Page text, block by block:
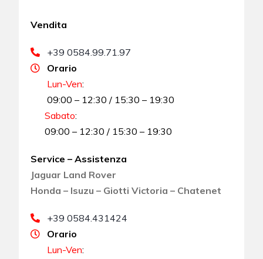
Vendita
+39 0584.99.71.97
Orario
Lun-Ven:
09:00 – 12:30 / 15:30 – 19:30
Sabato:
09:00 – 12:30 / 15:30 – 19:30
Service – Assistenza
Jaguar Land Rover
Honda – Isuzu – Giotti Victoria – Chatenet
+39 0584.431424
Orario
Lun-Ven: